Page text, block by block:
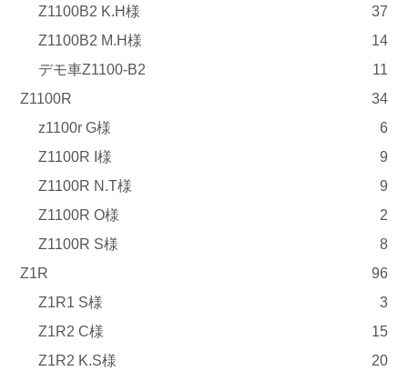
Z1100B2 K.H様
37
Z1100B2 M.H様
14
デモ車Z1100-B2
11
Z1100R
34
z1100r G様
6
Z1100R I様
9
Z1100R N.T様
9
Z1100R O様
2
Z1100R S様
8
Z1R
96
Z1R1 S様
3
Z1R2 C様
15
Z1R2 K.S様
20